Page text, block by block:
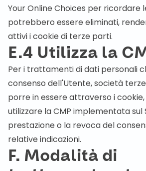
Your Online Choices per ricordare
potrebbero essere eliminati,
attivi i cookie di terze parti.
E.4 Utilizza la
Per i trattamenti di dati personali
consenso dell'Utente, società
porre in essere attraverso i
utilizzare la CMP implementata sul
prestazione o la revoca del
relative indicazioni.
F. Modalità di